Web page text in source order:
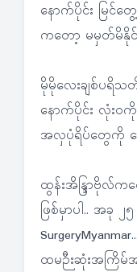
နောက်ပိုင်း မြင်
ကတော့ မမှတ်မိနိုင်
မိုမိုလေးချစ်ပရိ
နောက်ပိုင်း လုံးဝကို
အလှပုံရိပ်တွေကို ဖေ
ထွန်းအိန္ဒြာဗိုလ်
ဖြစ်မှာပါ.. အခု ၂
ထမဉီးဆုံးအကြိမ်